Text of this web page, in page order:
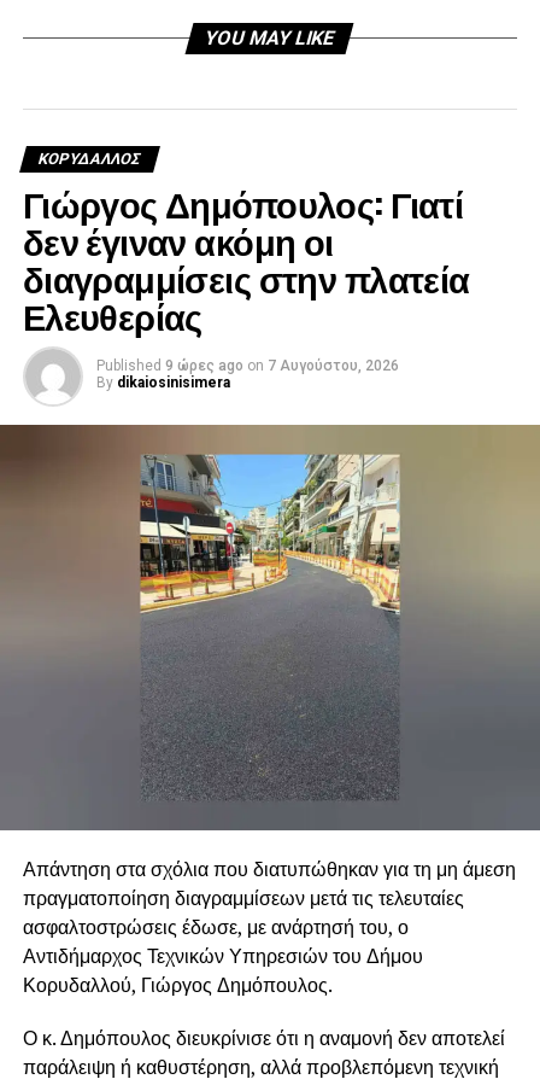
YOU MAY LIKE
ΚΟΡΥΔΑΛΛΟΣ
Γιώργος Δημόπουλος: Γιατί
δεν έγιναν ακόμη οι
διαγραμμίσεις στην πλατεία
Ελευθερίας
Published 9 ώρες ago on 7 Αυγούστου, 2026
By dikaiosinisimera
Απάντηση στα σχόλια που διατυπώθηκαν για τη μη άμεση
πραγματοποίηση διαγραμμίσεων μετά τις τελευταίες
ασφαλτοστρώσεις έδωσε, με ανάρτησή του, ο
Αντιδήμαρχος Τεχνικών Υπηρεσιών του Δήμου
Κορυδαλλού, Γιώργος Δημόπουλος.
Ο κ. Δημόπουλος διευκρίνισε ότι η αναμονή δεν αποτελεί
παράλειψη ή καθυστέρηση, αλλά προβλεπόμενη τεχνική